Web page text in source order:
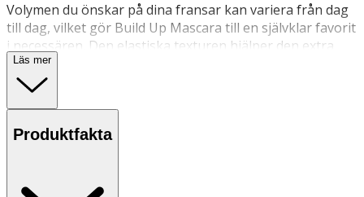
Volymen du önskar på dina fransar kan variera från dag
till dag, vilket gör Build Up Mascara till en självklar favorit
i necessären. Den elastiska texturen hjälper den extra
stora, fluffiga borsten med kilformade strån att kamma
sig igenom dina fransar, om och om igen, tills du uppnår
håller dina fransar lyfta med imponerande volym, hela
dagen. Och eftersom formulan är kladdfri håller den även
Läs mer
Produktfakta